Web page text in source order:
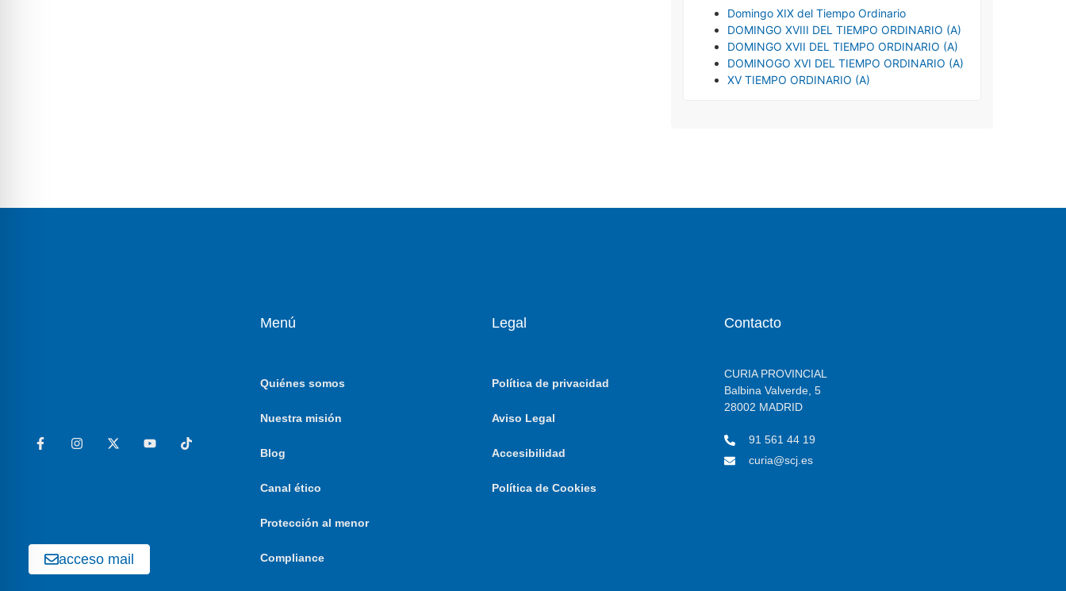
Domingo XIX del Tiempo Ordinario
DOMINGO XVIII DEL TIEMPO ORDINARIO (A)
DOMINGO XVII DEL TIEMPO ORDINARIO (A)
DOMINOGO XVI DEL TIEMPO ORDINARIO (A)
XV TIEMPO ORDINARIO (A)
acceso mail
Menú
Quiénes somos
Nuestra misión
Blog
Canal ético
Protección al menor
Compliance
Legal
Política de privacidad
Aviso Legal
Accesibilidad
Política de Cookies
Contacto
CURIA PROVINCIAL
Balbina Valverde, 5
28002 MADRID
91 561 44 19
curia@scj.es